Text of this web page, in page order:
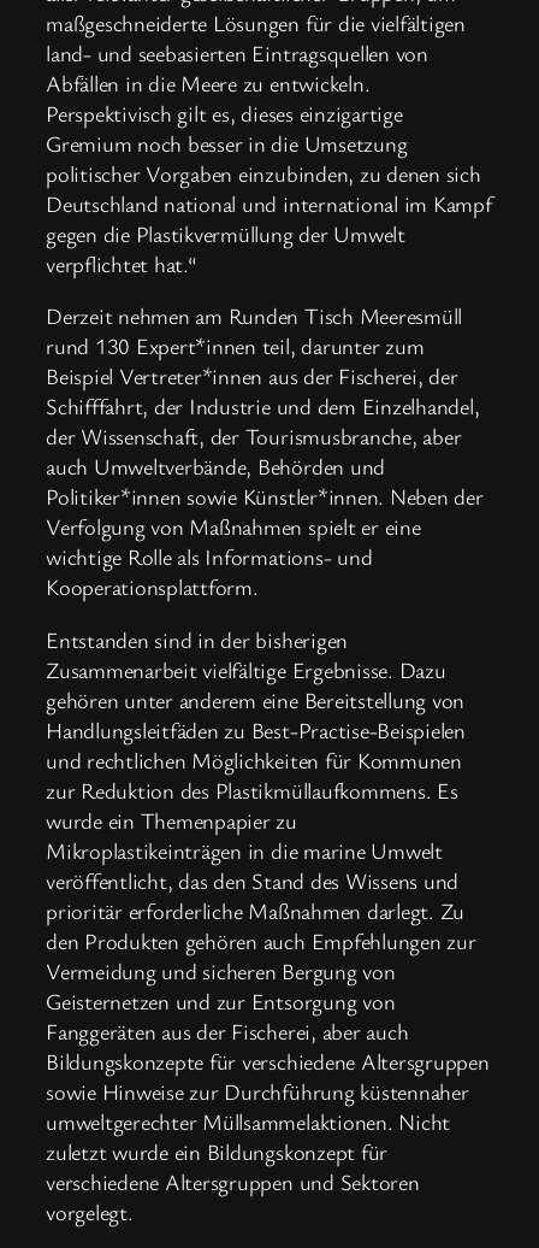
maßgeschneiderte Lösungen für die vielfältigen
land- und seebasierten Eintragsquellen von
Abfällen in die Meere zu entwickeln.
Perspektivisch gilt es, dieses einzigartige
Gremium noch besser in die Umsetzung
politischer Vorgaben einzubinden, zu denen sich
Deutschland national und international im Kampf
gegen die Plastikvermüllung der Umwelt
verpflichtet hat.“
Derzeit nehmen am Runden Tisch Meeresmüll
rund 130 Expert*innen teil, darunter zum
Beispiel Vertreter*innen aus der Fischerei, der
Schifffahrt, der Industrie und dem Einzelhandel,
der Wissenschaft, der Tourismusbranche, aber
auch Umweltverbände, Behörden und
Politiker*innen sowie Künstler*innen. Neben der
Verfolgung von Maßnahmen spielt er eine
wichtige Rolle als Informations- und
Kooperationsplattform.
Entstanden sind in der bisherigen
Zusammenarbeit vielfältige Ergebnisse. Dazu
gehören unter anderem eine Bereitstellung von
Handlungsleitfäden zu Best-Practise-Beispielen
und rechtlichen Möglichkeiten für Kommunen
zur Reduktion des Plastikmüllaufkommens. Es
wurde ein Themenpapier zu
Mikroplastikeinträgen in die marine Umwelt
veröffentlicht, das den Stand des Wissens und
prioritär erforderliche Maßnahmen darlegt. Zu
den Produkten gehören auch Empfehlungen zur
Vermeidung und sicheren Bergung von
Geisternetzen und zur Entsorgung von
Fanggeräten aus der Fischerei, aber auch
Bildungskonzepte für verschiedene Altersgruppen
sowie Hinweise zur Durchführung küstennaher
umweltgerechter Müllsammelaktionen. Nicht
zuletzt wurde ein Bildungskonzept für
verschiedene Altersgruppen und Sektoren
vorgelegt.